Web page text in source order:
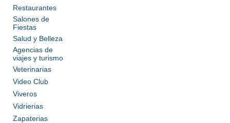
Restaurantes
Salones de
Fiestas
Salud y Belleza
Agencias de
viajes y turismo
Veterinarias
Video Club
Viveros
Vidrierias
Zapaterias